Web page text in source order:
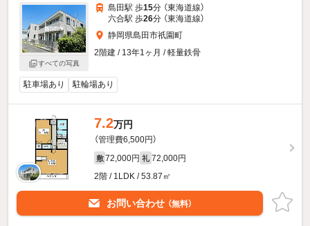
すべての写真
島田駅 歩15分 （東海道線）
六合駅 歩26分 （東海道線）
静岡県島田市祇園町
2階建 / 13年1ヶ月 / 軽量鉄骨
駐車場あり 駐輪場あり
7.2万円
（管理費6,500円）
敷 72,000円 礼 72,000円
2階 / 1LDK / 53.87㎡
お問い合わせ （無料）